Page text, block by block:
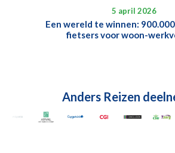
5 april 2026
Een wereld te winnen:
fietsers voor woon-
Anders Reizen